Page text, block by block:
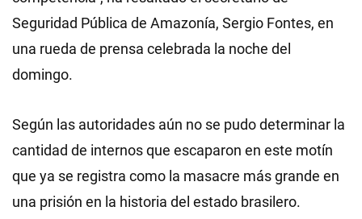
Seguridad Pública de Amazonía, Sergio Fontes, en
una rueda de prensa celebrada la noche del
domingo.
Según las autoridades aún no se pudo determinar la
cantidad de internos que escaparon en este motín
que ya se registra como la masacre más grande en
una prisión en la historia del estado brasilero.